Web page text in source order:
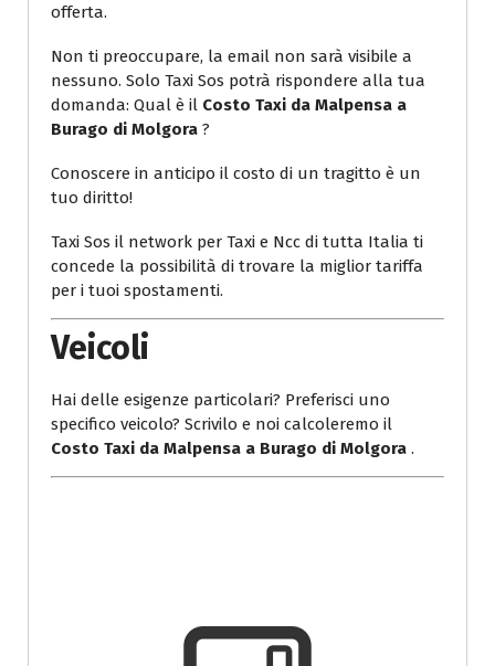
offerta.
Non ti preoccupare, la email non sarà visibile a
nessuno. Solo Taxi Sos potrà rispondere alla tua
domanda: Qual è il Costo Taxi da Malpensa a
Burago di Molgora ?
Conoscere in anticipo il costo di un tragitto è un
tuo diritto!
Taxi Sos il network per Taxi e Ncc di tutta Italia ti
concede la possibilità di trovare la miglior tariffa
per i tuoi spostamenti.
Veicoli
Hai delle esigenze particolari? Preferisci uno
specifico veicolo? Scrivilo e noi calcoleremo il
Costo Taxi da Malpensa a Burago di Molgora .